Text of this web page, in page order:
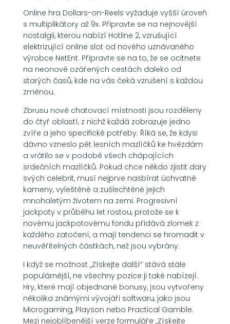
Online hra Dollars-on-Reels vyžaduje vyšší úroveň
s multiplikátory až 9x. Připravte se na nejnovější
nostalgii, kterou nabízí Hotline 2, vzrušující
elektrizující online slot od nového uznávaného
výrobce NetEnt. Připravte se na to, že se ocitnete
na neonově ozářených cestách daleko od
starých časů, kde na vás čeká vzrušení s každou
změnou.
Zbrusu nové chatovací místnosti jsou rozděleny
do čtyř oblastí, z nichž každá zobrazuje jedno
zvíře a jeho specifické potřeby. Říká se, že kdysi
dávno vzneslo pět lesních mazlíčků ke hvězdám
a vrátilo se v podobě všech chápajících
srdečních mazlíčků. Pokud chce někdo zjistit dary
svých celebrit, musí nejprve nasbírat úchvatné
kameny, vyleštěné a zušlechtěné jejich
mnohaletým životem na zemi. Progresivní
jackpoty v průběhu let rostou, protože se k
novému jackpotovému fondu přidává zlomek z
každého zatočení, a mají tendenci se hromadit v
neuvěřitelných částkách, než jsou vybrány.
I když se možnost „Získejte další“ stává stále
populárnější, ne všechny pozice ji také nabízejí.
Hry, které mají objednané bonusy, jsou vytvořeny
několika známými vývojáři softwaru, jako jsou
Microgaming, Playson nebo Practical Gamble.
Mezi nejoblíbenější verze formuláře „Získejte